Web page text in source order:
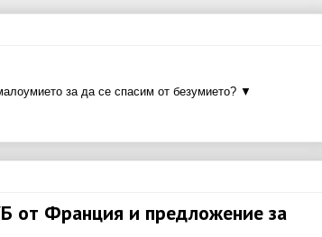
за да се спасим от безумието? ▼
от Франция и предложение за